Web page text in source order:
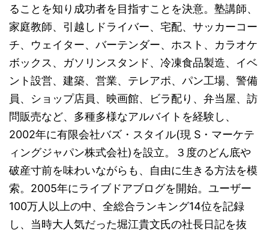
ることを知り成功者を目指すことを決意。塾講師、
家庭教師、引越しドライバー、宅配、サッカーコー
チ、ウェイター、バーテンダー、ホスト、カラオケ
ボックス、ガソリンスタンド、冷凍食品製造、イベ
ント設営、建築、営業、テレアポ、パン工場、警備
員、ショップ店員、映画館、ビラ配り、弁当屋、訪
問販売など、多種多様なアルバイトを経験し、
2002年に有限会社バズ・スタイル(現 S・マーケテ
ィングジャパン株式会社)を設立。３度のどん底や
破産寸前を味わいながらも、自由に生きる方法を模
索。2005年にライブドアブログを開始。ユーザー
100万人以上の中、全総合ランキング14位を記録
し、当時大人気だった堀江貴文氏の社長日記を抜